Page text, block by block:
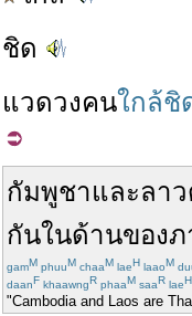
ชิด
แวดวงคนใกล้ชิ
กัมพูชาและลาว
กันในด้านของภ
gamM phuuM chaaM laeH laaoM
daanF khaawngR phaaM saaR laeH
"Cambodia and Laos are